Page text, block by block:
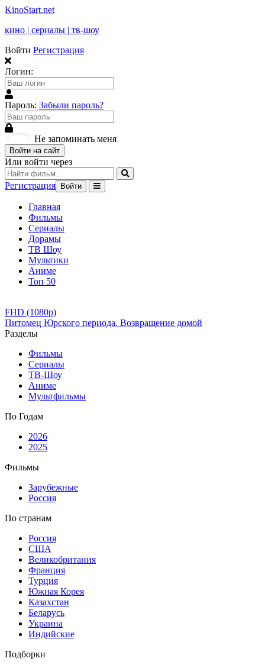
KinoStart.net
кино | сериалы | тв-шоу
Войти Регистрация
Логин:
Пароль: Забыли пароль?
Не запоминать меня
Войти на сайт
Или войти через
Регистрация Войти
Главная
Фильмы
Сериалы
Дорамы
ТВ Шоу
Мультики
Аниме
Топ 50
FHD (1080p)
Питомец Юрского периода. Возвращение домой
Разделы
Фильмы
Сериалы
ТВ-Шоу
Аниме
Мультфильмы
По Годам
2026
2025
Фильмы
Зарубежные
Россия
По странам
Россия
США
Великобритания
Франция
Турция
Южная Корея
Казахстан
Беларусь
Украина
Индийские
Подборки